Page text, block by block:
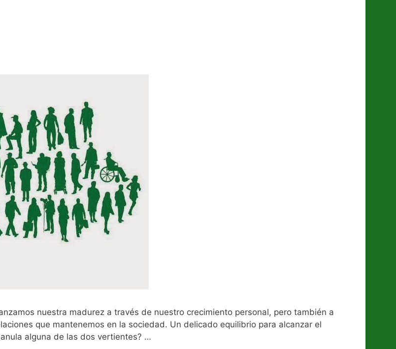
nuestra madurez a través de nuestro crecimiento personal, pero también a
que mantenemos en la sociedad. Un delicado equilibrio para alcanzar el
alguna de las dos vertientes? …